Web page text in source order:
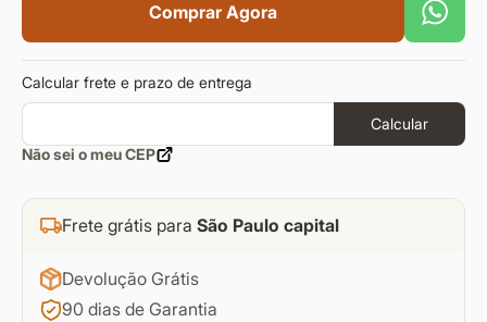
Comprar Agora
Calcular frete e prazo de entrega
Calcular
Não sei o meu CEP
Frete grátis para São Paulo capital
Devolução Grátis
90 dias de Garantia